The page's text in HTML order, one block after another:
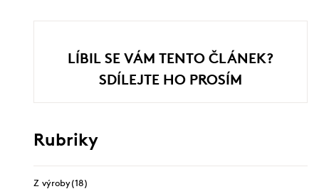
LÍBIL SE VÁM TENTO ČLÁNEK?
SDÍLEJTE HO PROSÍM
Rubriky
Z výroby(18)